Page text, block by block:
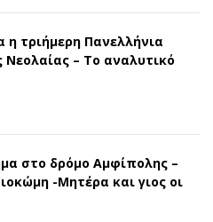
η τριήμερη Πανελλήνια
– Το αναλυτικό
στο δρόμο Αμφίπολης –
-Μητέρα και γιος οι